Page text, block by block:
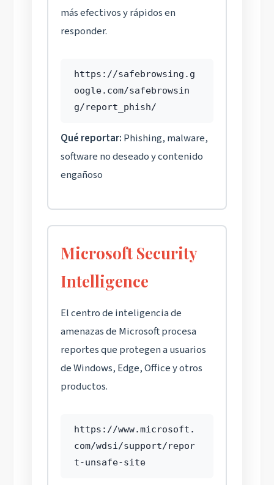
más efectivos y rápidos en
responder.
https://safebrowsing.g
oogle.com/safebrowsin
g/report_phish/
Qué reportar: Phishing, malware,
software no deseado y contenido
engañoso
Microsoft Security
Intelligence
El centro de inteligencia de
amenazas de Microsoft procesa
reportes que protegen a usuarios
de Windows, Edge, Office y otros
productos.
https://www.microsoft.
com/wdsi/support/repor
t-unsafe-site